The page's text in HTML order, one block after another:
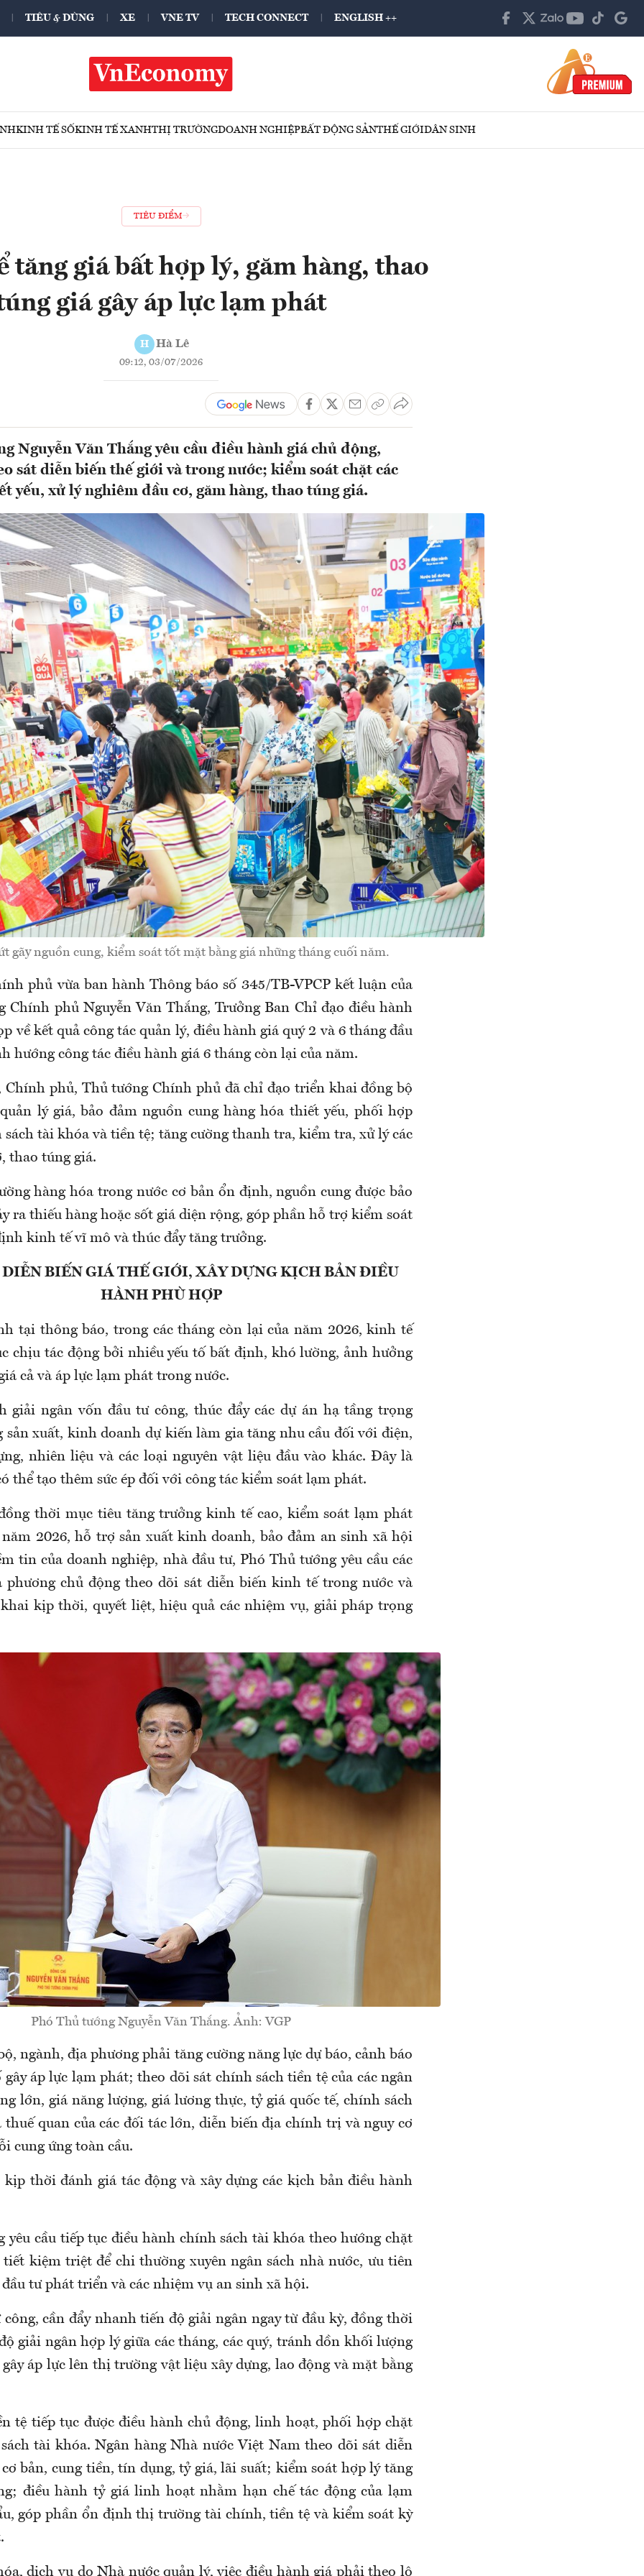
TIÊU & DÙNG XE VNE TV TECH CONNECT ENGLISH ++
KINH TẾ SỐKINH TẾ XANHTHỊ TRƯỜNGDOANH NGHIỆPBẤT ĐỘNG SẢNTHẾ GIỚIDÂN SINH
TIÊU ĐIỂM
tăng giá bất hợp lý, găm hàng, thao
giá gây áp lực lạm phát
H Hà Lê
09:12, 03/07/2026
Nguyễn Văn Thắng yêu cầu điều hành giá chủ động,
sát diễn biến thế giới và trong nước; kiểm soát chặt các
yếu, xử lý nghiêm đầu cơ, găm hàng, thao túng giá.
gãy nguồn cung, kiểm soát tốt mặt bằng giá những tháng cuối năm.
phủ vừa ban hành Thông báo số 345/TB-VPCP kết luận của
Chính phủ Nguyễn Văn Thắng, Trưởng Ban Chỉ đạo điều hành
về kết quả công tác quản lý, điều hành giá quý 2 và 6 tháng đầu
hướng công tác điều hành giá 6 tháng còn lại của năm.
Chính phủ, Thủ tướng Chính phủ đã chỉ đạo triển khai đồng bộ
lý giá, bảo đảm nguồn cung hàng hóa thiết yếu, phối hợp
sách tài khóa và tiền tệ; tăng cường thanh tra, kiểm tra, xử lý các
thao túng giá.
hàng hóa trong nước cơ bản ổn định, nguồn cung được bảo
ra thiếu hàng hoặc sốt giá diện rộng, góp phần hỗ trợ kiểm soát
kinh tế vĩ mô và thúc đẩy tăng trưởng.
DIỄN BIẾN GIÁ THẾ GIỚI, XÂY DỰNG KỊCH BẢN ĐIỀU
HÀNH PHÙ HỢP
tại thông báo, trong các tháng còn lại của năm 2026, kinh tế
chịu tác động bởi nhiều yếu tố bất định, khó lường, ảnh hưởng
cả và áp lực lạm phát trong nước.
giải ngân vốn đầu tư công, thúc đẩy các dự án hạ tầng trọng
sản xuất, kinh doanh dự kiến làm gia tăng nhu cầu đối với điện,
nhiên liệu và các loại nguyên vật liệu đầu vào khác. Đây là
thể tạo thêm sức ép đối với công tác kiểm soát lạm phát.
thời mục tiêu tăng trưởng kinh tế cao, kiểm soát lạm phát
2026, hỗ trợ sản xuất kinh doanh, bảo đảm an sinh xã hội
tin của doanh nghiệp, nhà đầu tư, Phó Thủ tướng yêu cầu các
phương chủ động theo dõi sát diễn biến kinh tế trong nước và
kịp thời, quyết liệt, hiệu quả các nhiệm vụ, giải pháp trọng
Phó Thủ tướng Nguyễn Văn Thắng. Ảnh: VGP
ngành, địa phương phải tăng cường năng lực dự báo, cảnh báo
gây áp lực lạm phát; theo dõi sát chính sách tiền tệ của các ngân
lớn, giá năng lượng, giá lương thực, tỷ giá quốc tế, chính sách
quan của các đối tác lớn, diễn biến địa chính trị và nguy cơ
cung ứng toàn cầu.
kịp thời đánh giá tác động và xây dựng các kịch bản điều hành
yêu cầu tiếp tục điều hành chính sách tài khóa theo hướng chặt
tiết kiệm triệt để chi thường xuyên ngân sách nhà nước, ưu tiên
tư phát triển và các nhiệm vụ an sinh xã hội.
cần đẩy nhanh tiến độ giải ngân ngay từ đầu kỳ, đồng thời
giải ngân hợp lý giữa các tháng, các quý, tránh dồn khối lượng
áp lực lên thị trường vật liệu xây dựng, lao động và mặt bằng
tệ tiếp tục được điều hành chủ động, linh hoạt, phối hợp chặt
tài khóa. Ngân hàng Nhà nước Việt Nam theo dõi sát diễn
bản, cung tiền, tín dụng, tỷ giá, lãi suất; kiểm soát hợp lý tăng
điều hành tỷ giá linh hoạt nhằm hạn chế tác động của lạm
góp phần ổn định thị trường tài chính, tiền tệ và kiểm soát kỳ
dịch vụ do Nhà nước quản lý, việc điều hành giá phải theo lộ